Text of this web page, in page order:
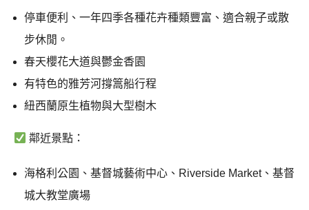
停車便利、一年四季各種花卉種類豐富、適合親子或散
步休閒。
春天櫻花大道與鬱金香園
有特色的雅芳河撐篙船行程
紐西蘭原生植物與大型樹木
鄰近景點：
海格利公園、基督城藝術中心、Riverside Market、基督
城大教堂廣場